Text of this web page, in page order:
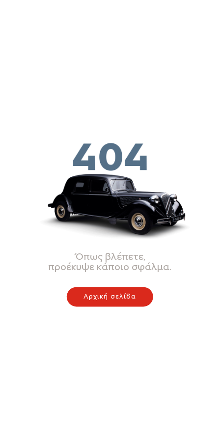
Όπως βλέπετε,
προέκυψε κάποιο σφάλμα.
Αρχική σελίδα